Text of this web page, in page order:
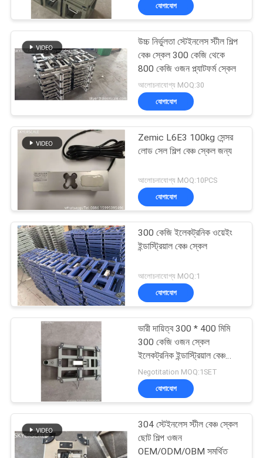
গুণমান
নিয়ন্ত্রণ
খবর
মামলা
উদ্ধৃতি
অনুরোধ
করুন
সাইট
ম্যাপ
PRIVACY
POLICY
precision weighing
যোগাযোগ
উচ্চ নির্ভুলতা স্টেইনলেস স্টীল শিল্প
বেঞ্চ স্কেল 300 কেজি থেকে
800 কেজি ওজন প্ল্যাটফর্ম স্কেল
আলোচনাযোগ্য MOQ:30
যোগাযোগ
Zemic L6E3 100kg সেন্সর
লোড সেল শিল্প বেঞ্চ স্কেল জন্য
আলোচনাযোগ্য MOQ:10PCS
যোগাযোগ
300 কেজি ইলেকট্রনিক ওয়েইং
ইন্ডাস্ট্রিয়াল বেঞ্চ স্কেল
আলোচনাযোগ্য MOQ:1
যোগাযোগ
ভারী দায়িত্ব 300 * 400 মিমি
300 কেজি ওজন স্কেল
ইলেকট্রনিক ইন্ডাস্ট্রিয়াল বেঞ্চ
স্কেল ইন্ডিকেটর সহ
Negotitation MOQ:1SET
যোগাযোগ
304 স্টেইনলেস স্টীল বেঞ্চ স্কেল
ছোট শিল্প ওজন
OEM/ODM/OBM সমর্থিত